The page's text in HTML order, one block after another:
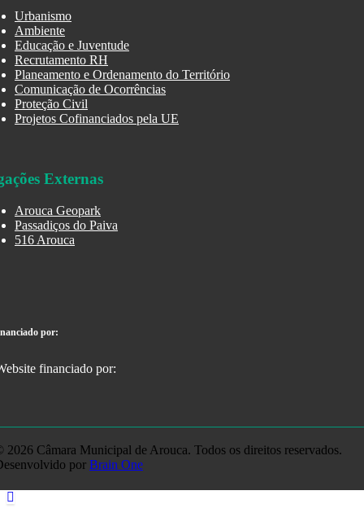
Urbanismo
Ambiente
Educação e Juventude
Recrutamento RH
Planeamento e Ordenamento do Território
Comunicação de Ocorrências
Proteção Civil
Projetos Cofinanciados pela UE
Externas
Arouca Geopark
Passadiços do Paiva
516 Arouca
por:
2026 Câmara Municipal de Arouca. Todos os direitos reservados.
por Brain One